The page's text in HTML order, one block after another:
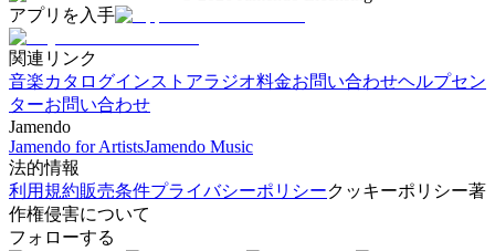
アプリを入手
関連リンク
音楽カタログインストアラジオ料金お問い合わせヘルプセン
ターお問い合わせ
Jamendo
Jamendo for ArtistsJamendo Music
法的情報
利用規約販売条件プライバシーポリシークッキーポリシー著
作権侵害について
フォローする